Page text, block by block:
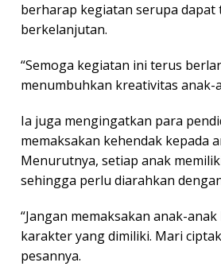
berharap kegiatan serupa dapat
berkelanjutan.
“Semoga kegiatan ini terus
menumbuhkan kreativitas anak-
Ia juga mengingatkan para
memaksakan kehendak kepada
Menurutnya, setiap anak
sehingga perlu diarahkan
“Jangan memaksakan anak-
karakter yang dimiliki. Mari
pesannya.